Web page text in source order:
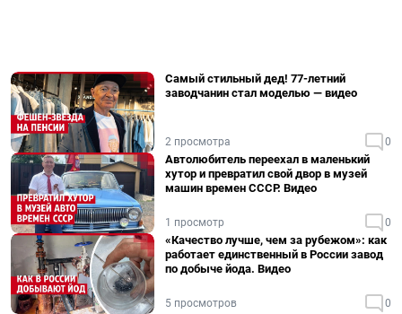
Самый стильный дед! 77-летний
заводчанин стал моделью — видео
2 просмотра 0
Автолюбитель переехал в маленький
хутор и превратил свой двор в музей
машин времен СССР. Видео
1 просмотр 0
«Качество лучше, чем за рубежом»: как
работает единственный в России завод
по добыче йода. Видео
5 просмотров 0